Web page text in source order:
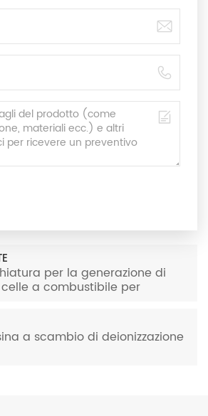
per la generazione di
a combustibile per
a scambio di deionizzazione